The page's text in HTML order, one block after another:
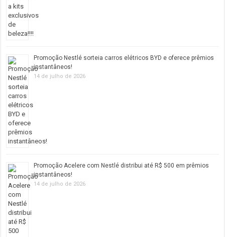
Promoção Nestlé sorteia carros elétricos BYD e oferece prêmios
instantâneos!
14 de julho de 2026
Promoção Acelere com Nestlé distribui até R$ 500 em prêmios
instantâneos!
14 de julho de 2026